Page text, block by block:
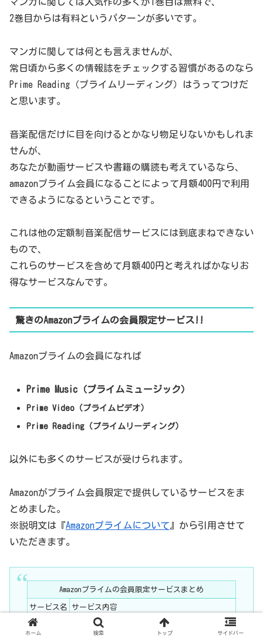
2巻目からは有料というパターンが多いです。
マンガに関しては何とも言えませんが、
常日頃から多くの情報誌をチェックする習慣があるのなら
Prime Reading（プライムリーディング）はうってつけだ
と思います。
音楽配信だけに目を向けるとかなり物足りないかもしれま
せんが、
あなたが動画サービスや書籍の購読も考えているなら、
amazonプライム会員になることによって月額400円で利用
できるようになるということです。
これは他の定額制音楽配信サービスには到底まねできない
もので、
これらのサービスを含めて月額400円と考えればかなりお
得なサービスなんです。
驚きのAmazonプライムの会員限定サービス!!
Amazonプライムの会員になれば
Prime Music（プライムミュージック）
Prime Video（プライムビデオ）
Prime Reading（プライムリーディング）
以外にも多くのサービスが受けられます。
Amazonがプライム会員限定で提供しているサービスをま
とめました。
※説明文は『Amazonプライムについて 』から引用させて
いただきます。
Amazonプライムの会員限定サービスまとめ
サービス名 サービス内容
Prime
追加料金なく、100万曲以上の楽曲やアルバ
ホーム 検索 トップ サイドバー